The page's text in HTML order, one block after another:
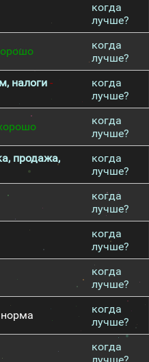
когда
лучше?
когда
лучше?
налоги -
когда
лучше?
когда
лучше?
продажа,
когда
лучше?
когда
лучше?
когда
лучше?
когда
лучше?
когда
лучше?
когда